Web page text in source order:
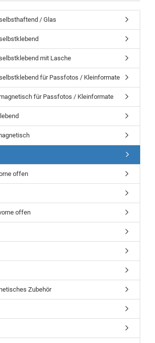
/ Glas
mit Lasche
für Passfotos / Kleinformate
für Passfotos / Kleinformate
offen
offen
Zubehör